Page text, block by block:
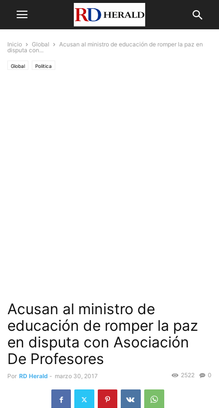
Inicio Global
Acusan al ministro de educación de romper la paz en
disputa con...
Global Politica
Acusan al ministro de
educación de romper la paz
en disputa con Asociación
De Profesores
Por RD Herald - marzo 30, 2017 0
2522